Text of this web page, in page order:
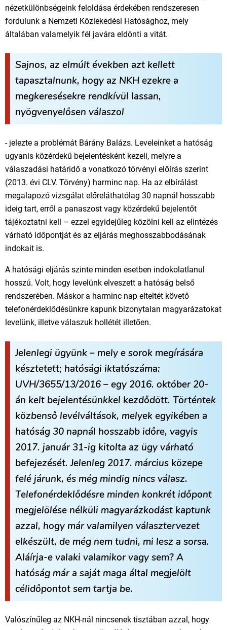
nézetkülönbségeink feloldása érdekében rendszeresen
fordulunk a Nemzeti Közlekedési Hatósághoz, mely
általában valamelyik fél javára eldönti a vitát.
Sajnos, az elmúlt években azt kellett
tapasztalnunk, hogy az NKH ezekre a
megkeresésekre rendkívül lassan,
nyögvenyelősen válaszol
- jelezte a problémát Bárány Balázs. Leveleinket a hatóság
ugyanis közérdekű bejelentésként kezeli, melyre a
válaszadási határidő a vonatkozó törvényi előírás szerint
(2013. évi CLV. Törvény) harminc nap. Ha az elbírálást
megalapozó vizsgálat előreláthatólag 30 napnál hosszabb
ideig tart, erről a panaszost vagy közérdekű bejelentőt
tájékoztatni kell – ezzel egyidejűleg közölni kell az elintézés
várható időpontját és az eljárás meghosszabbodásának
indokait is.
A hatósági eljárás szinte minden esetben indokolatlanul
hosszú. Volt, hogy levelünk elveszett a hatóság belső
rendszerében. Máskor a harminc nap elteltét követő
telefonérdeklődésünkre kapunk bizonytalan magyarázatokat
levelünk, illetve válaszuk hollétét illetően.
Jelenlegi ügyünk – mely e sorok megírására
késztetett; hatósági iktatószáma:
UVH/3655/13/2016 – egy 2016. október 20-
án kelt bejelentésünkkel kezdődött. Történtek
közbenső levélváltások, melyek egyikében a
hatóság 30 napnál hosszabb időre, vagyis
2017. január 31-ig kitolta az ügy várható
befejezését. Jelenleg 2017. március közepe
felé járunk, és még mindig nincs válasz.
Telefonérdeklődésre minden konkrét időpont
megjelölése nélküli magyarázkodást kaptunk
azzal, hogy már valamilyen választervezet
elkészült, de még nem tudni, mi lesz a sorsa.
Aláírja-e valaki valamikor vagy sem? A
hatóság már a saját maga által megjelölt
célidőpontot sem tartja be.
Valószínűleg az NKH-nál nincsenek tisztában azzal, hogy